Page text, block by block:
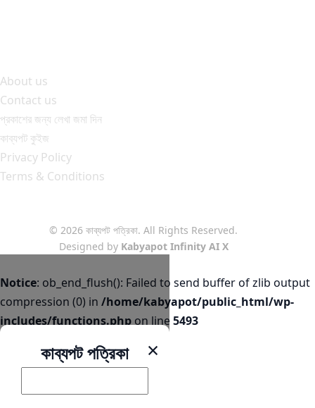
About us
Contact us
প্রকাশের জন্য লেখা জমা দিন
কাব্যপট কুইজ
Privacy Policy
Terms & Conditions
© 2026 কাব্যপট পত্রিকা. All Rights Reserved.
Designed by Kabyapot Infinity AI X
×
কাব্যপট পত্রিকা
Notice: ob_end_flush(): Failed to send buffer of zlib output
compression (0) in /home/kabyapot/public_html/wp-
includes/functions.php on line5493